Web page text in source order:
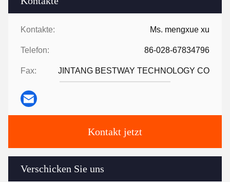
Kontakte: Ms. mengxue xu
Telefon: 86-028-67834796
Fax: JINTANG BESTWAY TECHNOLOGY CO
Kontakt jetzt
Verschicken Sie uns